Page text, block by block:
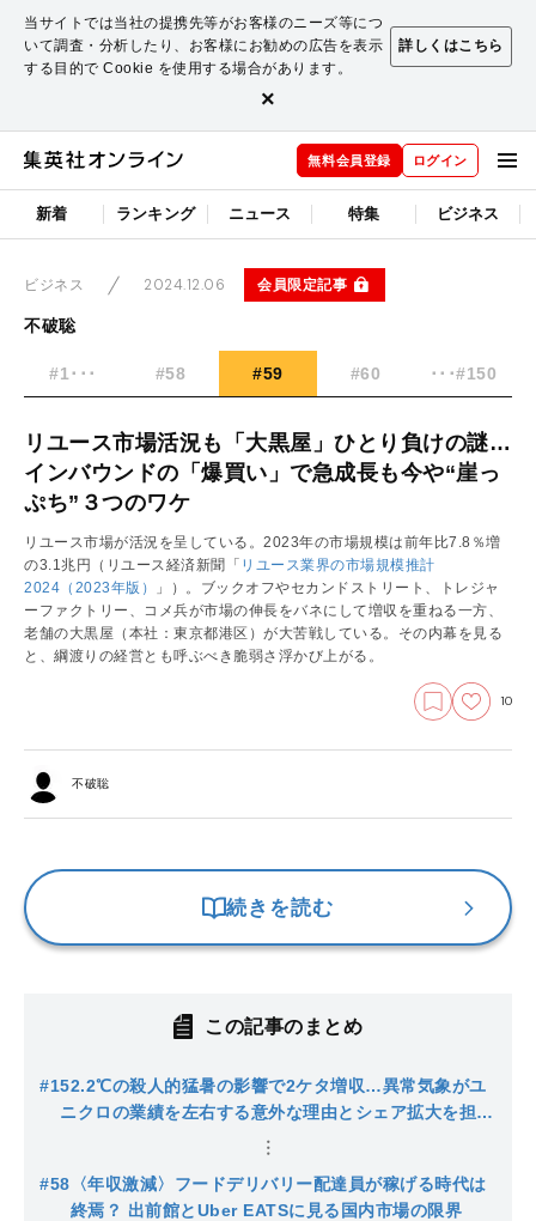
当サイトでは当社の提携先等がお客様のニーズ等につ
いて調査・分析したり、お客様にお勧めの広告を表示
する目的で Cookie を使用する場合があります。
詳しくはこちら
×
無料会員登録 ログイン
新着 ランキング ニュース 特集 ビジネス
ビジネス 2024.12.06 会員限定記事
不破聡
#1･･･ #58 #59 #60 ･･･#150
リユース市場活況も「大黒屋」ひとり負けの謎…
インバウンドの「爆買い」で急成長も今や“崖っ
ぷち”３つのワケ
リユース市場が活況を呈している。2023年の市場規模は前年比7.8％増
の3.1兆円（リユース経済新聞「 リユース業界の市場規模推計
2024（2023年版）
」）。ブックオフやセカンドストリート、トレジャ
ーファクトリー、コメ兵が市場の伸長をバネにして増収を重ねる一方、
老舗の大黒屋（本社：東京都港区）が大苦戦している。その内幕を見る
と、綱渡りの経営とも呼ぶべき脆弱さ浮かび上がる。
10
不破聡
続きを読む
この記事のまとめ
#152.2℃の殺人的猛暑の影響で2ケタ増収…異常気象がユ
ニクロの業績を左右する意外な理由とシェア拡大を担う
#58 〈年収激減〉フードデリバリー配達員が稼げる時代は
終焉？ 出前館とUber EATSに見る国内市場の限界